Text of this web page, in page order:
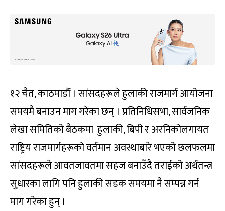
१२ चैत, काठमाडौँ । सांसदहरूले हुलाकी राजमार्ग आयोजना
समयमै बनाउन माग गरेका छन् । प्रतिनिधिसभा, सार्वजनिक
लेखा समितिको बैठकमा हुलाकी, बिपी र अरनिकोलगायत
राष्ट्रिय राजमार्गहरूको वर्तमान अवस्थाबारे भएको छलफलमा
सांसदहरूले आवतजावतमा सहज बनाउँदै तराईको अर्थतन्त्र
सुधारका लागि पनि हुलाकी सडक समयमा नै सम्पन्न गर्न
माग गरेका हुन् ।